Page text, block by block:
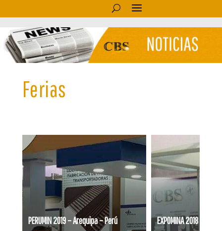
Ferias
PERUMIN 2019 – Arequipa – Perú EXPOMINA 2018 – Lima